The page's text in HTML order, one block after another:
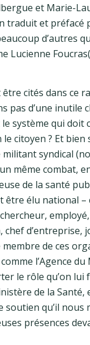
et Marie-
traduit et préfacé
d’autres
Lucienne
cités dans ce
pas d’une inutile
le système qui doit
citoyen ? Et bien
syndical
même combat,
de la santé
être élu national –
chef d’entreprise,
de ces
l’Agence du
le rôle qu’on lui
de la Santé,
soutien qu’il
présences